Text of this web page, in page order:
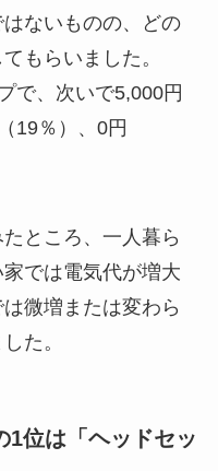
ないものの、どの
もらいました。
で、次いで5,000円
19％）、0円
ところ、一人暮ら
では電気代が増大
微増または変わら
た。
1位は「ヘッドセッ